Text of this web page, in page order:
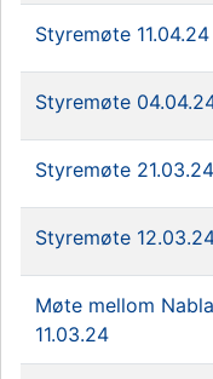
Styremøte 11.04.24
Styremøte
Styremøte 21.03.24
Styremøte
Møte mellom
11.03.24